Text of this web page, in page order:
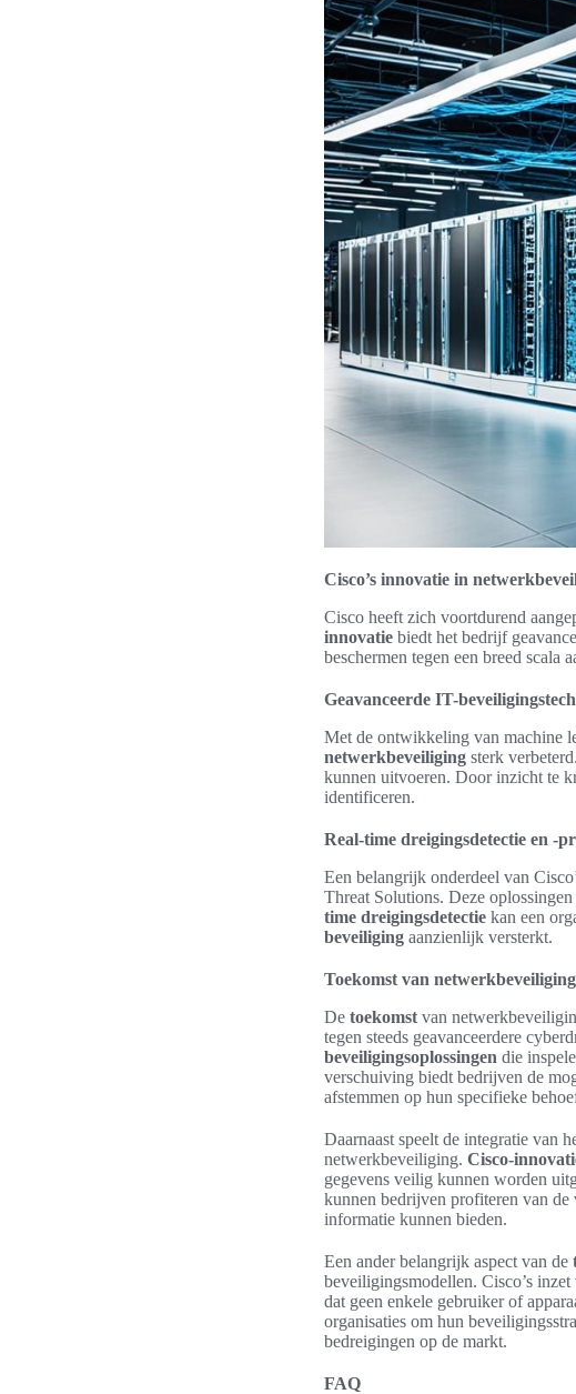
Cisco’s innovatie in
Cisco heeft zich voortdurend
innovatie biedt het bedrijf
beschermen tegen een breed scala
Geavanceerde IT-
Met de ontwikkeling van machine
netwerkbeveiliging sterk
kunnen uitvoeren. Door inzicht te
identificeren.
Real-time dreigingsdetectie en -
Een belangrijk onderdeel van
Threat Solutions. Deze
time dreigingsdetectie kan een
beveiliging aanzienlijk versterkt.
Toekomst van
De toekomst van
tegen steeds geavanceerdere
beveiligingsoplossingen die
verschuiving biedt bedrijven de
afstemmen op hun specifieke
Daarnaast speelt de integratie van
netwerkbeveiliging. Cisco-
gegevens veilig kunnen worden
kunnen bedrijven profiteren van de
informatie kunnen bieden.
Een ander belangrijk aspect van de
beveiligingsmodellen. Cisco’s
dat geen enkele gebruiker of
organisaties om hun
bedreigingen op de markt.
FAQ